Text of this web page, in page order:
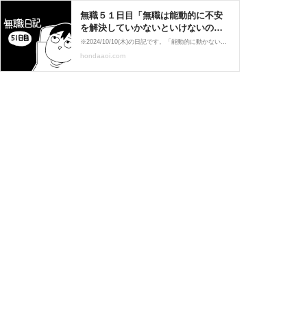
無職５１日目「無職は能動的に不安
を解決していかないといけないのが
地味にきつい」 : ホンダアオイの無
職な日常
※2024/10/10(木)の日記です。「能動的に動かないといけない」と「無職適性がある」の組み合わせが成り立つ人ってけっこう少ない気がします。次の日記 １日目から読む
hondaaoi.com